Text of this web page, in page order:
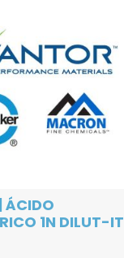
1N DILUT-IT